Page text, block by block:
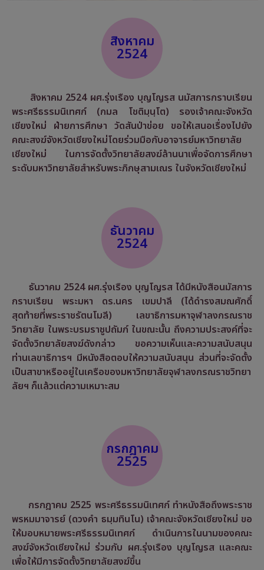
สิงหาคม
2524
สิงหาคม 2524 ผศ.รุ่งเรือง บุญโญรส นมัสการกราบเรียน
พระศรีธรรมนิเทศก์ (กมล โชติมฺนฺโต) รองเจ้าคณะจังหวัด
เชียงใหม่ ฝ่ายการศึกษา วัดสันป่าข่อย ขอให้เสนอเรื่องไปยัง
คณะสงฆ์จังหวัดเชียงใหม่โดยร่วมมือกับอาจารย์มหาวิทยาลัย
เชียงใหม่ ในการจัดตั้งวิทยาลัยสงฆ์ล้านนาเพื่อจัดการศึกษา
ระดับมหาวิทยาลัยสำหรับพระภิกษุสามเณร ในจังหวัดเชียงใหม่
ธันวาคม
2524
ธันวาคม 2524 ผศ.รุ่งเรือง บุญโญรส ได้มีหนังสือนมัสการ
กราบเรียน พระมหา ดร.นคร เขมปาลี (ได้ดำรงสมณศักดิ์
สุดท้ายที่พระราชรัตนโมลี) เลขาธิการมหาจุฬาลงกรณราช
วิทยาลัย ในพระบรมราชูปถัมภ์ ในขณะนั้น ถึงความประสงค์ที่จะ
จัดตั้งวิทยาลัยสงฆ์ดังกล่าว ขอความเห็นและความสนับสนุน
ท่านเลขาธิการฯ มีหนังสือตอบให้ความสนับสนุน ส่วนที่จะจัดตั้ง
เป็นสาขาหรืออยู่ในเครือของมหาวิทยาลัยจุฬาลงกรณราชวิทยา
ลัยฯ ก็แล้วแต่ความเหมาะสม
กรกฎาคม
2525
กรกฎาคม 2525 พระศรีธรรมนิเทศก์ ทำหนังสือถึงพระราช
พรหมมาจารย์ (ดวงคำ ธมฺมทินโน) เจ้าคณะจังหวัดเชียงใหม่ ขอ
ให้มอบหมายพระศรีธรรมนิเทศก์ ดำเนินการในนามของคณะ
สงฆ์จังหวัดเชียงใหม่ ร่วมกับ ผศ.รุ่งเรือง บุญโญรส และคณะ
เพื่อให้มีการจัดตั้งวิทยาลัยสงฆ์ขึ้น